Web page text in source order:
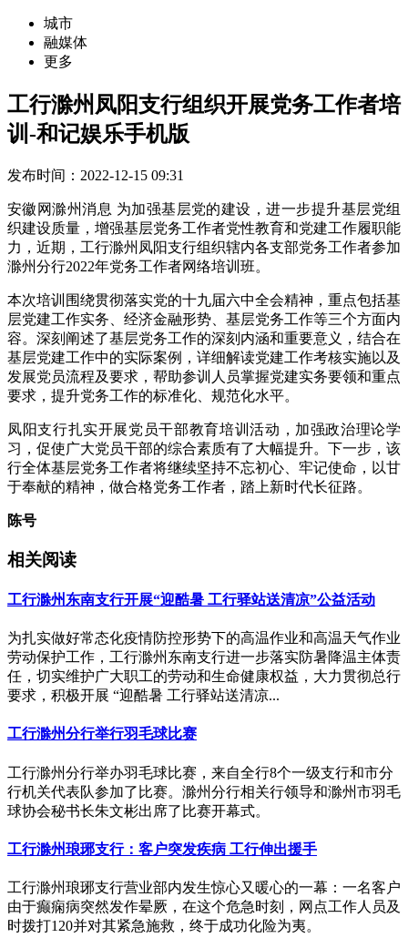
城市
融媒体
更多
工行滁州凤阳支行组织开展党务工作者培
训-和记娱乐手机版
发布时间：2022-12-15 09:31
安徽网滁州消息 为加强基层党的建设，进一步提升基层党组
织建设质量，增强基层党务工作者党性教育和党建工作履职能
力，近期，工行滁州凤阳支行组织辖内各支部党务工作者参加
滁州分行2022年党务工作者网络培训班。
本次培训围绕贯彻落实党的十九届六中全会精神，重点包括基
层党建工作实务、经济金融形势、基层党务工作等三个方面内
容。深刻阐述了基层党务工作的深刻内涵和重要意义，结合在
基层党建工作中的实际案例，详细解读党建工作考核实施以及
发展党员流程及要求，帮助参训人员掌握党建实务要领和重点
要求，提升党务工作的标准化、规范化水平。
凤阳支行扎实开展党员干部教育培训活动，加强政治理论学
习，促使广大党员干部的综合素质有了大幅提升。下一步，该
行全体基层党务工作者将继续坚持不忘初心、牢记使命，以甘
于奉献的精神，做合格党务工作者，踏上新时代长征路。
陈号
相关阅读
工行滁州东南支行开展“迎酷暑 工行驿站送清凉”公益活动
为扎实做好常态化疫情防控形势下的高温作业和高温天气作业
劳动保护工作，工行滁州东南支行进一步落实防暑降温主体责
任，切实维护广大职工的劳动和生命健康权益，大力贯彻总行
要求，积极开展 “迎酷暑 工行驿站送清凉...
工行滁州分行举行羽毛球比赛
工行滁州分行举办羽毛球比赛，来自全行8个一级支行和市分
行机关代表队参加了比赛。滁州分行相关行领导和滁州市羽毛
球协会秘书长朱文彬出席了比赛开幕式。
工行滁州琅琊支行：客户突发疾病 工行伸出援手
工行滁州琅琊支行营业部内发生惊心又暖心的一幕：一名客户
由于癫痫病突然发作晕厥，在这个危急时刻，网点工作人员及
时拨打120并对其紧急施救，终于成功化险为夷。